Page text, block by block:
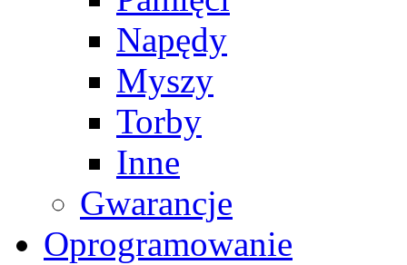
Napędy
Myszy
Torby
Inne
Gwarancje
Oprogramowanie